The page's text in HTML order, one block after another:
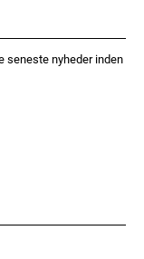
seneste nyheder inden